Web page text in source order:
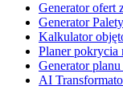
Generator ofert
Generator
Kalkulator
Planer pokrycia
Generator
AI